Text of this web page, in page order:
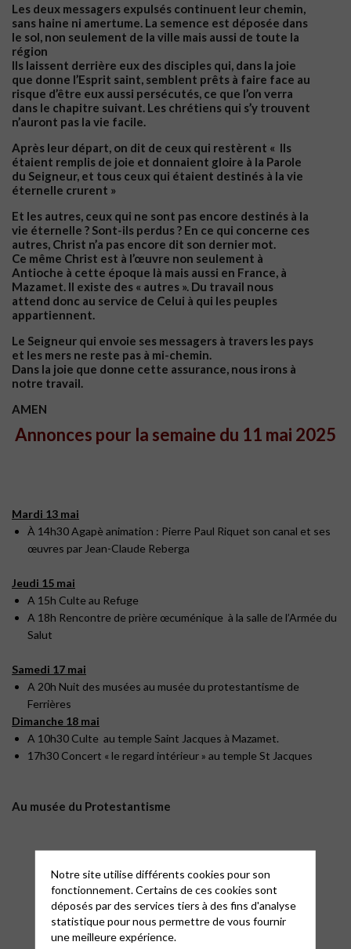
Les deux messagers expulsés continuent leur chemin,
sans haine ni amertume. La semence est déposée dans
le sol, non seulement de la ville mais aussi de toute la
région
Ils laissent derrière eux des disciples qui, dans la joie
que donne l’Esprit saint, semblent prêts à faire face au
risque d’être eux aussi persécutés, ce que l’on verra
dans le chapitre suivant. Les chrétiens qui s’y trouvent
n’auront pas la vie facile.
Après leur départ, on dit de ceux qui restèrent « Ils
étaient remplis de joie et donnaient gloire à la Parole
du Seigneur, et tous ceux qui étaient destinés à la vie
éternelle crurent »
Et les autres, ceux qui ne sont pas encore destinés à la
vie éternelle ? Sont-ils perdus ? En ce qui concerne ces
autres, Christ n’a pas encore dit son dernier mot.
Ce même Christ est à l’œuvre non seulement à
Antioche à cette époque là mais aussi en France, à
Mazamet. Il existe des « autres ». Du travail nous
attend donc au service de Celui à qui les peuples
appartiennent.
Le Seigneur qui envoie ses messagers à travers les pays
et les mers ne reste pas à mi-chemin.
Dans la joie que donne cette assurance, nous irons à
notre travail.
AMEN
Annonces pour la semaine du 11 mai 2025
Mardi 13 mai
À 14h30 Agapè animation : Pierre Paul Riquet son canal et ses
œuvres par Jean-Claude Reberga
Jeudi 15 mai
A 15h Culte au Refuge
A 18h Rencontre de prière œcuménique à la salle de l’Armée du
Salut
Samedi 17 mai
A 20h Nuit des musées au musée du protestantisme de
Ferrières
Dimanche 18 mai
A 10h30 Culte au temple Saint Jacques à Mazamet.
17h30 Concert « le regard intérieur » au temple St Jacques
Au musée du Protestantisme
Notre site utilise différents cookies pour son
fonctionnement. Certains de ces cookies sont
déposés par des services tiers à des fins d'analyse
statistique pour nous permettre de vous fournir
une meilleure expérience.